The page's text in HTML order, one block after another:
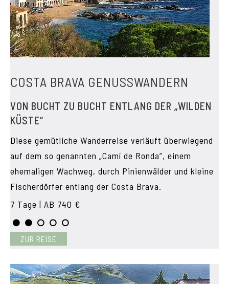
COSTA BRAVA GENUSSWANDERN
VON BUCHT ZU BUCHT ENTLANG DER „WILDEN
KÜSTE“
Diese gemütliche Wanderreise verläuft überwiegend
auf dem so genannten „Camí de Ronda”, einem
ehemaligen Wachweg, durch Pinienwälder und kleine
Fischerdörfer entlang der Costa Brava.
7 Tage | AB 740 €
ZUR REISE